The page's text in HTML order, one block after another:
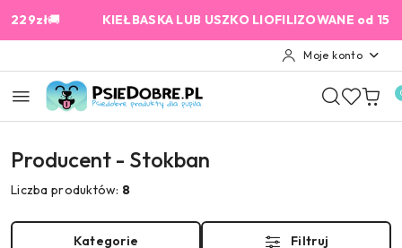
Przejdź do treści głównej
Przejdź do wyszukiwarki
Przejdź do moje konto
Przejdź do menu głównego
Przejdź do stopki
🚚 KIEŁBASKA LUB USZKO LIOFILIZOWANE od 159 zł
Moje konto
Producent - Stokban
Liczba produktów: 8
Kategorie Filtruj